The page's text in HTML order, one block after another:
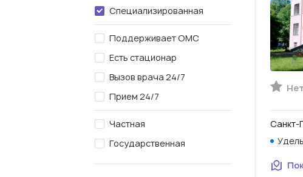
Специализированная
Поддерживает ОМС
Есть стационар
Вызов врача 24/7
Прием 24/7
Частная
Государственная
Санкт-